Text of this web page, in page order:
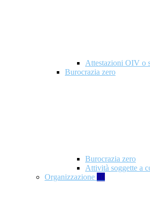
Attestazioni OIV o
Burocrazia zero
Burocrazia zero
Attività soggette a
Organizzazione 10